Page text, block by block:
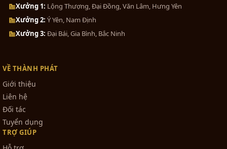
Xưởng 1: Lộng Thượng, Đại Đồng, Văn Lâm, Hưng Yên
Xưởng 2: Ý Yên, Nam Định
Xưởng 3: Đại Bái, Gia Bình, Bắc Ninh
VỀ THÀNH PHÁT
Giới thiệu
Liên hệ
Đối tác
Tuyển dụng
TRỢ GIÚP